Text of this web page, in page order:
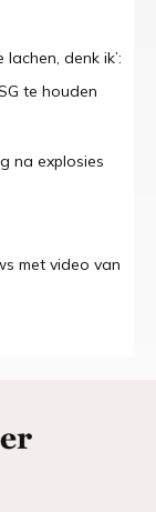
denk ik’:
te houden
na explosies
met video van